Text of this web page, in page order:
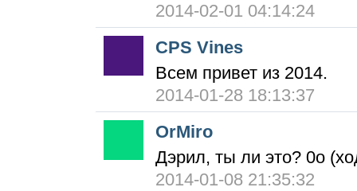
2014-02-01 04:14:24
CPS Vines
Всем привет из 2014.
2014-01-28 18:13:37
OrMiro
Дэрил, ты ли это? 0о
2014-01-08 21:35:32